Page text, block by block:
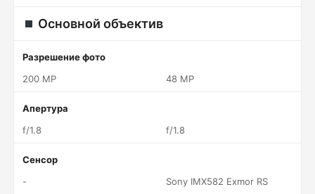
Основной объектив
Разрешение фото
200 MP
48 MP
Апертура
f/1.8
f/1.8
Сенсор
-
Sony IMX582 Exmor RS